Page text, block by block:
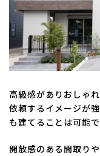
高級感がありおしゃ
依頼するイメージが
も建てることは可能で
開放感のある間取り